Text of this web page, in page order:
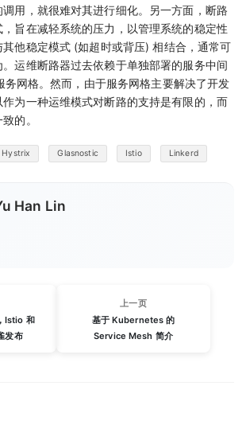
用，就很难对其进行细化。另一方面，断路
旨在减轻系统的压力，以管理系统的稳定性
他稳定模式 (如超时或背压) 相结合，通常可
运维断路器过去依赖于单独部署的服务中间
务网格。然而，由于服务网格主要解决了开发
作为一种运维模式对断路的支持是有限的，而
的。
Hystrix Glasnostic Istio Linkerd
Han Lin
Istio 和
发布
上一页
基于 Kubernetes 的
Service Mesh 简介